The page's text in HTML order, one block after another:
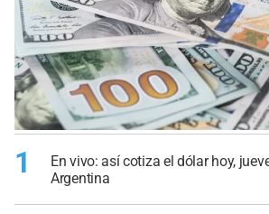
1
En vivo: así cotiza el dólar hoy,
Argentina